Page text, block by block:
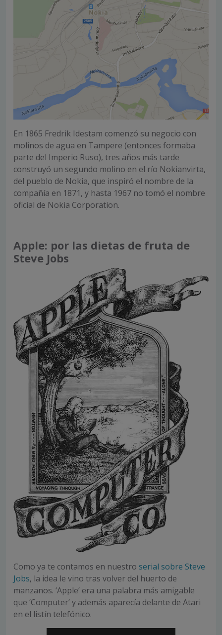
En 1865 Fredrik Idestam comenzó su negocio con
molinos de agua en Tampere (entonces formaba
parte del Imperio Ruso), tres años más tarde
construyó un segundo molino en el río Nokianvirta,
del pueblo de Nokia, que inspiró el nombre de la
compañía en 1871, y hasta 1967 no tomó el nombre
oficial de Nokia Corporation.
Apple: por las dietas de fruta de
Steve Jobs
Como ya te contamos en nuestro serial sobre Steve
Jobs, la idea le vino tras volver del huerto de
manzanos. ‘Apple’ era una palabra más amigable
que ‘Computer’ y además aparecía delante de Atari
en el listín telefónico.